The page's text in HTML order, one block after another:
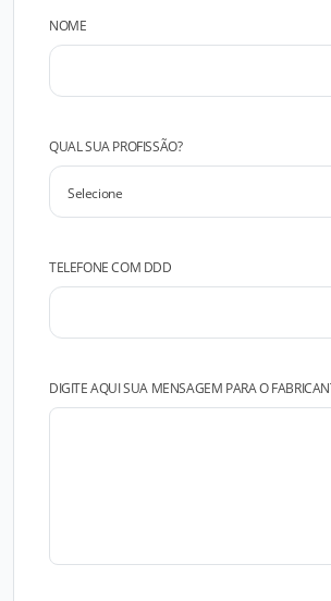
NOME
QUAL SUA PROFISSÃO?
TELEFONE COM DDD
DIGITE AQUI SUA MENSAGEM PARA O